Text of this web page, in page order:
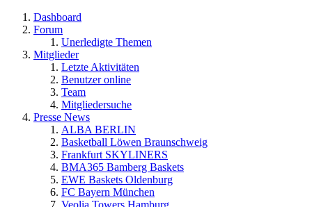
Dashboard
Forum
Unerledigte Themen
Mitglieder
Letzte Aktivitäten
Benutzer online
Team
Mitgliedersuche
Presse News
ALBA BERLIN
Basketball Löwen Braunschweig
Frankfurt SKYLINERS
BMA365 Bamberg Baskets
EWE Baskets Oldenburg
FC Bayern München
Veolia Towers Hamburg